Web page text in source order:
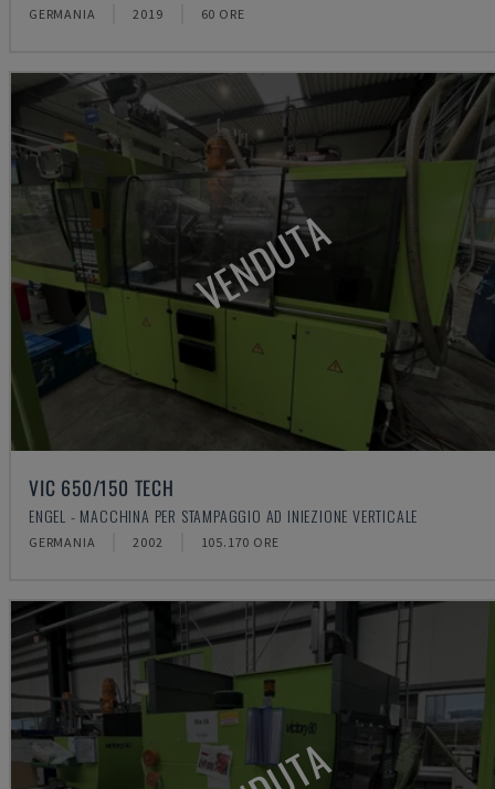
GERMANIA 2019 60 ORE
VENDUTA
VIC 650/150 TECH
ENGEL - MACCHINA PER STAMPAGGIO AD INIEZIONE VERTICALE
GERMANIA 2002 105.170 ORE